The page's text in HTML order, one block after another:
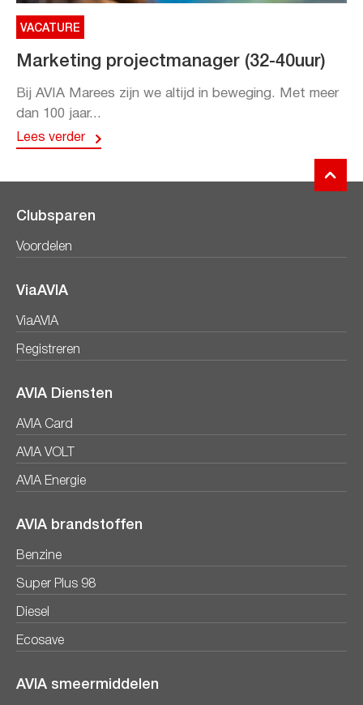
VACATURE
Marketing projectmanager (32-40uur)
Bij AVIA Marees zijn we altijd in beweging. Met meer
dan 100 jaar...
Lees verder
Clubsparen
Voordelen
ViaAVIA
ViaAVIA
Registreren
AVIA Diensten
AVIA Card
AVIA VOLT
AVIA Energie
AVIA brandstoffen
Benzine
Super Plus 98
Diesel
Ecosave
AVIA smeermiddelen